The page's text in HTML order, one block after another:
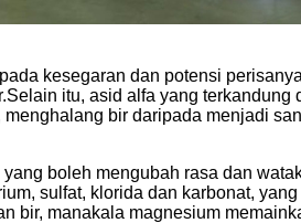
kesegaran dan potensi
itu, asid alfa yang
bir daripada menjadi
boleh mengubah rasa dan
sulfat, klorida dan karbonat,
manakala magnesium